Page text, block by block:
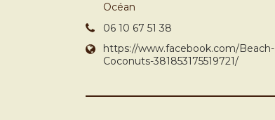
Océan
06 10 67 51 38
https://www.facebook.com/Beach-
Coconuts-381853175519721/